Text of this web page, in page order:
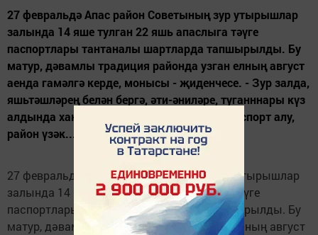
27 февральдә Апас район Советының зур утырышлар
залында 14 яше тулган 22 яшь апаслыга тәүге
паспортлары тантаналы шартларда тапшырылды. Бу
матур, дәвамлы традиция районда узган елның август
аенда гамәлгә керде, монысы - җиденчесе. - Зур залда,
яшьтәшләрең белән бергә, әти-әниләре, туганннары күз
алдында хакимият вәкилләре кулыннан паспорт алу,
район үзәк...
27 февральдә Апас район Советының зур утырышлар
залында 14 яше тулган 22 яшь апаслыга тәүге
паспортлары тантаналы шартларда тапшырылды. Бу
матур, дәвамлы традиция районда узган елның август